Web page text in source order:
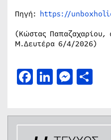
Πηγή: https://
(Κώστας Παπαζαχαρίου,
Μ.Δευτέρα 6/4/2026)
Facebook
LinkedIn